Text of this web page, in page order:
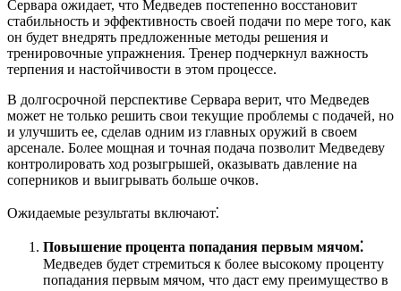
Сервара ожидает, что Медведев постепенно восстановит
стабильность и эффективность своей подачи по мере того, как
он будет внедрять предложенные методы решения и
тренировочные упражнения. Тренер подчеркнул важность
терпения и настойчивости в этом процессе.
В долгосрочной перспективе Сервара верит, что Медведев
может не только решить свои текущие проблемы с подачей, но
и улучшить ее, сделав одним из главных оружий в своем
арсенале. Более мощная и точная подача позволит Медведеву
контролировать ход розыгрышей, оказывать давление на
соперников и выигрывать больше очков.
Ожидаемые результаты включают⁚
Повышение процента попадания первым мячом⁚
Медведев будет стремиться к более высокому проценту
попадания первым мячом, что даст ему преимущество в